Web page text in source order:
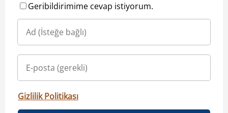
Geribildirimime cevap istiyorum.
Gizlilik Politikası